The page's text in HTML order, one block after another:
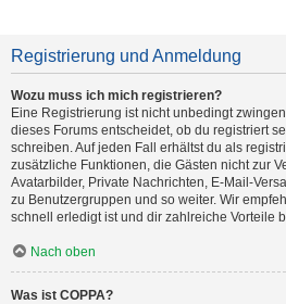
Registrierung und Anmeldung
Wozu muss ich mich registrieren?
Eine Registrierung ist nicht unbedingt
dieses Forums entscheidet, ob du registriert
schreiben. Auf jeden Fall erhältst du als
zusätzliche Funktionen, die Gästen nicht zur
Avatarbilder, Private Nachrichten, E-Mail-
zu Benutzergruppen und so weiter. Wir
schnell erledigt ist und dir zahlreiche Vorteile
Nach oben
Was ist COPPA?